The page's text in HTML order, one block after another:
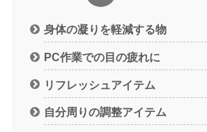
身体の凝りを軽減する物
PC作業での目の疲れに
リフレッシュアイテム
自分周りの調整アイテム